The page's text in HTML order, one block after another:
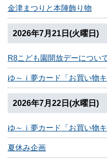
金津まつりと本陣飾り物
2026年7月21日(火曜日)
R8こども園開放デーについ
ゆ～ｉ夢カード「お買い物
2026年7月22日(水曜日)
ゆ～ｉ夢カード「お買い物
夏休み企画